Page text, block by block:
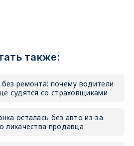
также:
ремонта: почему водители
судятся со страховщиками
осталась без авто из-за
лихачества продавца